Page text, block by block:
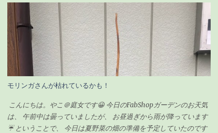
5〜6月が適している ようです。 6月って・・今じゃん！！って事
で、ちょうど良いタイミングでした。 ちなみに「丸坊主」の場合
は、回復するのに時間がかかるので、5月くらいにした方が良いみ
たいです。 癒合剤って何？必要なの？ 初めて聞く言葉だったので
調べてみました。 雑菌を防ぐ為の保護剤のようなもの 切り口から
水分や養分が流れないようにする為のもの 人間でいう「かさぶ
た」のような役割をする なるほど！これは必要だよね！って事
で、ホームセンターへ癒合剤とやらを買いに出かけました。
・・・が！癒合剤と言う商品名のものが見つからず、ググりまし
た。 「 カルスメイト 」 という商品名のものが見つかったので、手
にとって値段を確認。 意外とお...
す🙏 昨日集めた雑草や木の枝などはほとんど灰になっていました❗
私もまだ集めきれていなかった雑草をかき集めてきて、 火燃しに
参加しましたよ👍 お昼頃にはほとんどのものを燃やし終わり、 後
は自然に火が消えるのを待つだけです。 炎は見えませんが、 まだ
中のほうは火がくすぶっている状態です🔥 この後はたまに灰を広
げながら自然に鎮火するのを、 土お越しをしながら待ちます✋ 灰
に水をかけない理由としては、 この灰はじゃが芋を植えるとき
に、 切り口につけたり、 畑にまいて土に漉き込んで利用するため
です。 循環農業？というやつなのでしょうかね😁 それではまた👩
✋
モリンガさんが枯れているかも！
こんにちは。やこ＠庭女です😀 今日のFabShopガーデンのお天気
は、 午前中は曇っていましたが、 お昼過ぎから雨が降っています
☔ ということで、 今日は夏野菜の畑の準備を予定していたのです